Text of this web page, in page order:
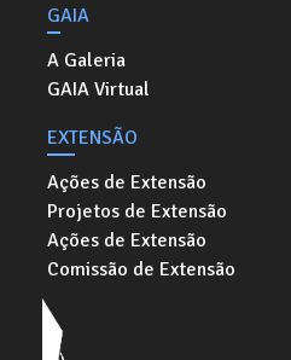
GAIA
A Galeria
GAIA Virtual
EXTENSÃO
Ações de Extensão
Projetos de Extensão
Ações de Extensão
Comissão de Extensão